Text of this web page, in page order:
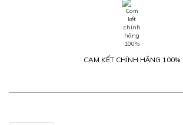
CAM KẾT CHÍNH HÃNG 100%